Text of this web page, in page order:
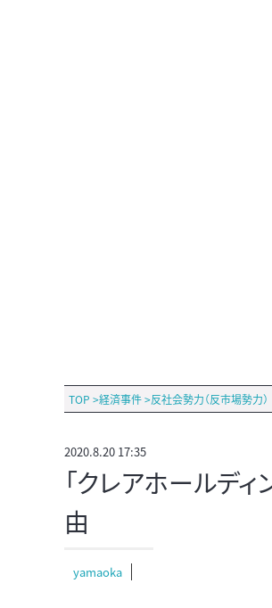
TOP >経済事件>反社会勢力（反市場勢力）
2020.8.20 17:35
「クレアホールデ
由
yamaoka